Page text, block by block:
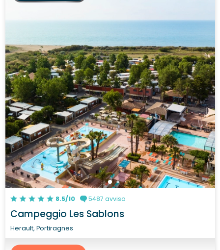
8.5/10 5487 avviso
Campeggio Les Sablons
Herault, Portiragnes